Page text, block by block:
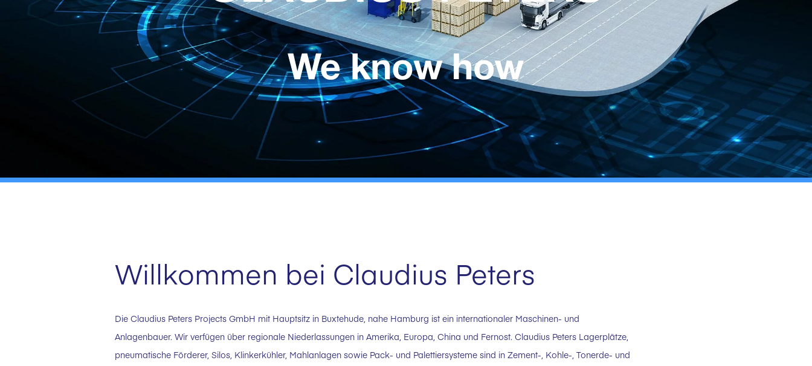
Willkommen bei Claudius Peters
Die Claudius Peters Projects GmbH mit Hauptsitz in Buxtehude, nahe Hamburg ist ein internationaler Maschinen- und
Anlagenbauer. Wir verfügen über regionale Niederlassungen in Amerika, Europa, China und Fernost. Claudius Peters Lagerplätze,
pneumatische Förderer, Silos, Klinkerkühler, Mahlanlagen sowie Pack- und Palettiersysteme sind in Zement-, Kohle-, Tonerde- und